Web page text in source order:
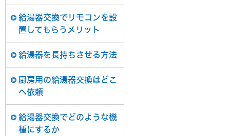
給湯器交換でリモコンを設
置してもらうメリット
給湯器を長持ちさせる方法
厨房用の給湯器交換はどこ
へ依頼
給湯器交換でどのような機
種にするか